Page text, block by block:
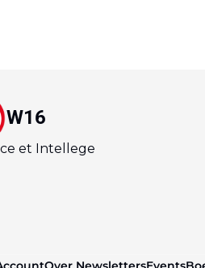
W16
et Intellege